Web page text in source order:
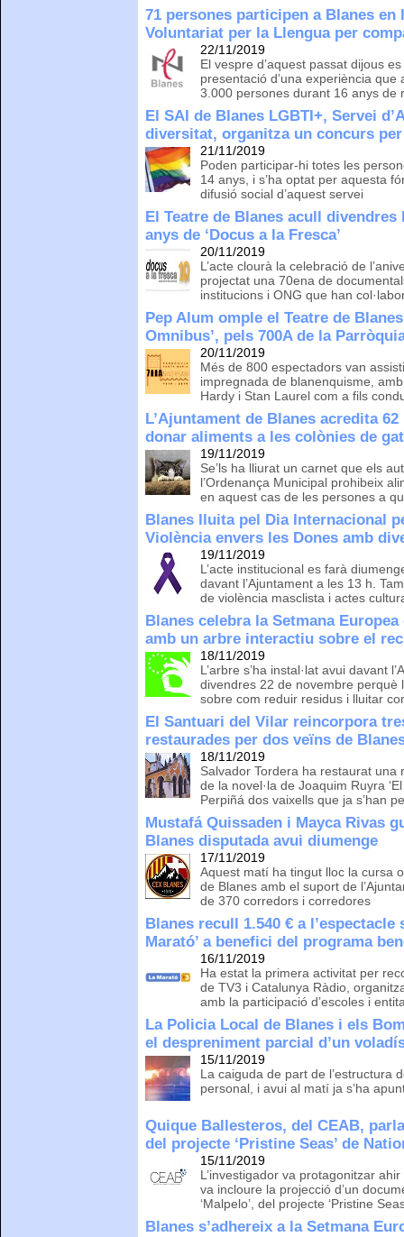
71 persones participen a Blanes en
Voluntariat per la Llengua per
22/11/2019
El vespre d’aquest passat dijous
presentació d’una experiència
3.000 persones durant 16 anys de
El SAI de Blanes LGBTI+, Servei
diversitat, organitza un concurs
21/11/2019
Poden participar-hi totes les
14 anys, i s’ha optat per aquesta
difusió social d’aquest servei
El Teatre de Blanes acull divendres
anys de ‘Docus a la Fresca’
20/11/2019
L’acte clourà la celebració de
projectat una 70ena de
institucions i ONG que han
Pep Alum omple el Teatre de
Omnibus’, pels 700A de la
20/11/2019
Més de 800 espectadors van
impregnada de blanenquisme,
Hardy i Stan Laurel com a fils
L’Ajuntament de Blanes acredita
donar aliments a les colònies de
19/11/2019
Se’ls ha lliurat un carnet que els
l’Ordenança Municipal prohibeix
en aquest cas de les persones a
Blanes lluita pel Dia Internacional
Violència envers les Dones amb
19/11/2019
L’acte institucional es farà
davant l’Ajuntament a les 13 h.
de violència masclista i actes
Blanes celebra la Setmana
amb un arbre interactiu sobre el
18/11/2019
L’arbre s’ha instal·lat avui davant
divendres 22 de novembre perquè
sobre com reduir residus i lluitar
El Santuari del Vilar reincorpora
restaurades per dos veïns de
18/11/2019
Salvador Tordera ha restaurat
de la novel·la de Joaquim Ruyra
Perpiñá dos vaixells que ja s’han
Mustafá Quissaden i Mayca Rivas
Blanes disputada avui diumenge
17/11/2019
Aquest matí ha tingut lloc la cursa
de Blanes amb el suport de
de 370 corredors i corredores
Blanes recull 1.540 € a l’espectacle
Marató’ a benefici del programa
16/11/2019
Ha estat la primera activitat per
de TV3 i Catalunya Ràdio,
amb la participació d’escoles i
La Policia Local de Blanes i els
el despreniment parcial d’un
15/11/2019
La caiguda de part de l’estructura
personal, i avui al matí ja s’ha
Quique Ballesteros, del CEAB,
del projecte ‘Pristine Seas’ de
15/11/2019
L’investigador va protagonitzar
va incloure la projecció d’un
‘Malpelo’, del projecte ‘Pristine
Blanes s’adhereix a la Setmana